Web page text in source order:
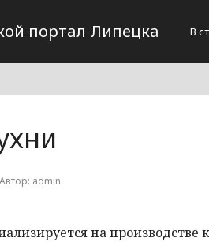
портал Липецка В
admin
на производстве